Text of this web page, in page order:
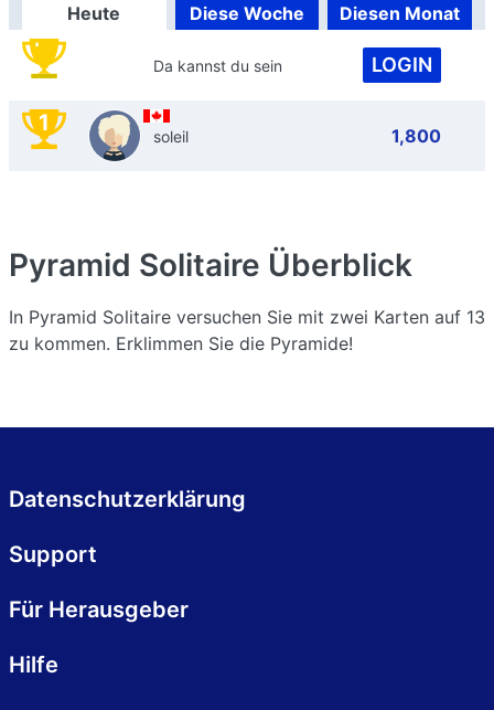
Heute Diese Woche Diesen Monat
Da kannst du sein LOGIN
1 soleil 1,800
Pyramid Solitaire Überblick
In Pyramid Solitaire versuchen Sie mit zwei Karten auf 13
zu kommen. Erklimmen Sie die Pyramide!
Datenschutzerklärung
Support
Für Herausgeber
Hilfe